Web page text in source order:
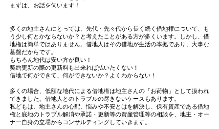
まずは、お話を伺います！
多くの地主さんにとっては、先代・先々代から長く続く借地権について、も
う少し何とかならないか？と考えたことがある方が多くいます。しかし、借
地権は簡単ではありません。借地人はその借地が生活の本拠であり、大事な
基盤だからです。
もちろん地代は安い方が良い！
契約更新の際の更新料も出来れば払いたくない！
借地で何ができて、何ができないか？よくわからない！
多くの場合、低額な地代による借地権は地主さんの「お荷物」として扱われ
てきました。借地人とのトラブルの尽きないケースもあります。
私どもは、地主さんの心配、悩みや不安とはを解決し、保有資産である借地
権と底地のトラブル解消や承諾・更新等の資産管理等の相談を、地主・オー
ナー自身の立場からコンサルティングしていきます。